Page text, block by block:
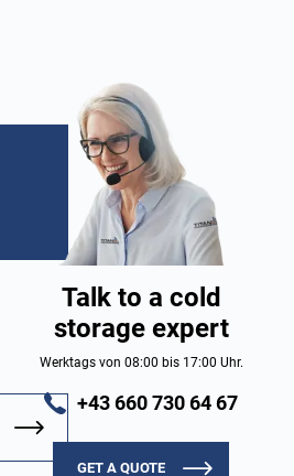
Talk to a cold
storage expert
Werktags von 08:00 bis 17:00 Uhr.
+43 660 730 64 67
GET A QUOTE